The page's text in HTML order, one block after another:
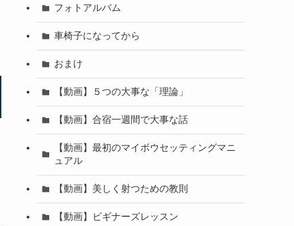
フォトアルバム
車椅子になってから
おまけ
【動画】５つの大事な「理論」
【動画】合宿一週間で大事な話
【動画】最初のマイボウセッティングマニ
ュアル
【動画】美しく射つための教則
【動画】ビギナーズレッスン